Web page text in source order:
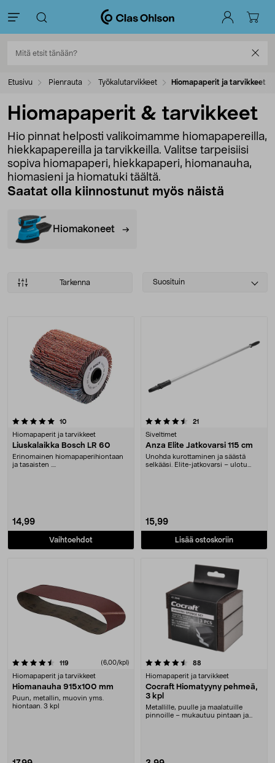
Etusivu Pienrauta Työkalutarvikkeet Hiomapaperit ja tarvikkeet
Hiomapaperit & tarvikkeet
Hio pinnat helposti valikoimamme hiomapapereilla,
hiekkapapereilla ja tarvikkeilla. Valitse tarpeisiisi
sopiva hiomapaperi, hiekkapaperi, hiomanauha,
hiomasieni ja hiomatuki täältä.
Saatat olla kiinnostunut myös näistä
Hiomakoneet
Tarkenna
Select
Suosituin
Tuotteet
10arvostelut
Hiomapaperit ja tarvikkeet
Liuskalaikka Bosch LR 60
Erinomainen hiomapaperihiontaan
ja tasaisten ....
14,99
Vaihtoehdot
4.5 viidestä tähdestä 21
Siveltimet
Anza Elite Jatkovarsi 115 cm
Unohda kurottaminen ja säästä
selkääsi. Elite-jatkovarsi – ulotu
15,99
Lisää ostoskoriin
119 (6,00/kpl)
Hiomapaperit ja tarvikkeet
Hiomanauha 915x100 mm
Puun, metallin, muovin yms.
hiontaan. 3 kpl
4.5 viidestä tähdestä 88
Hiomapaperit ja tarvikkeet
Cocraft Hiomatyyny pehmeä,
3 kpl
Metallille, puulle ja maalatuille
pinnoille – mukautuu pintaan ja